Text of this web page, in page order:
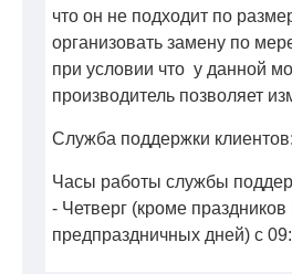
что он не подходит по
организовать замену по
при условии что у данной
производитель позволяет
Служба поддержки
Часы работы службы
- Четверг (кроме праздников
предпраздничных дней) с